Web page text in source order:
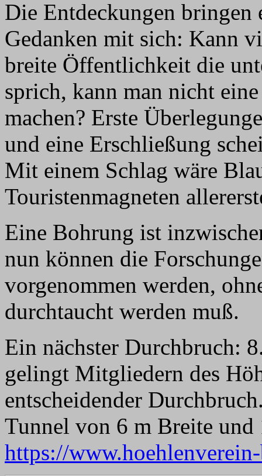
Die Entdeckungen
Gedanken mit sich: Kann
breite Öffentlichkeit die
sprich, kann man nicht
machen? Erste
und eine Erschließung
Mit einem Schlag wäre
Touristenmagneten
Eine Bohrung ist
nun können die
vorgenommen werden,
durchtaucht werden muß.
Ein nächster Durchbruch:
gelingt Mitgliedern des
entscheidender
Tunnel von 6 m Breite und
https://